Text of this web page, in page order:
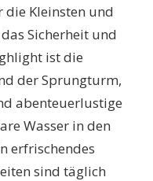
Kleinsten und
Sicherheit und
ist die
der Sprungturm,
abenteuerlustige
Wasser in den
erfrischendes
sind täglich